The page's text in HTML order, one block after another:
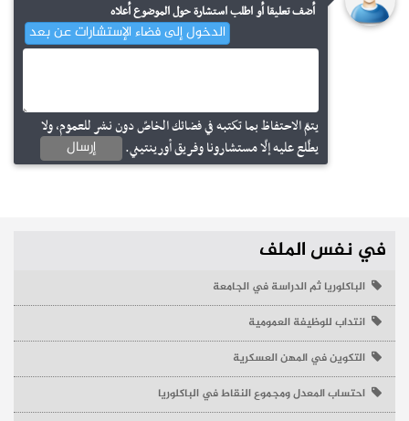
مستجدات
مناظرات الانتداب بوزارة الدفاع الوطني 2026
ماهو اختصاص العلوم العسكرية بالأكاديمية العسكرية ؟
أضف تعليقا أو اطلب استشارة حول الموضوع أعلاه
الدخول إلى فضاء الإستشارات عن بعد
يتمّ الاحتفاظ بما تكتبه في فضائك الخاصّ دون نشر للعموم، ولا
يطّلع عليه إلّا مستشارونا وفريق أورينتيني.
إرسال
في نفس الملف
الباكلوريا ثم الدراسة في الجامعة
انتداب للوظيفة العمومية
التكوين في المهن العسكرية
احتساب المعدل ومجموع النقاط في الباكلوريا